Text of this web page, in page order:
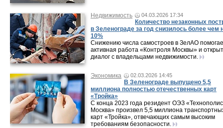
Недвижимость 04.03.2026 17:34
Количество незаконных
в Зеленограде за год снизилось более чем
10%
Снижению числа самостроев в ЗелАО
активная работа «Контроля Москвы» и
диалог с владельцами недвижимости.
Экономика 02.03.2026 14:45
В Зеленограде выпущено 5,5
миллиона полностью отечественных карт
«Тройка»
C конца 2023 года резидент ОЭЗ «Технополис
Москва» произвел 5,5 миллиона
карт «Тройка», отвечающих самым высоким
требованиям безопасности.